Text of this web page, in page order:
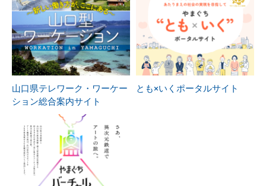
山口県テレワーク・ワーケー
ション総合案内サイト
とも×いくポータルサイト